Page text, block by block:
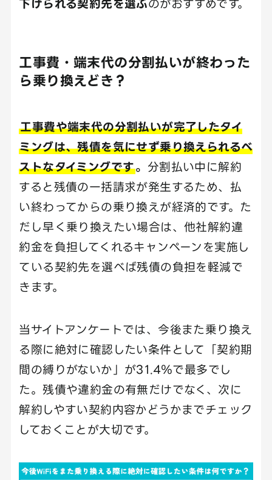
下げられる契約先を選ぶのがおすすめです。
工事費・端末代の分割払いが終わった
ら乗り換えどき？
工事費や端末代の分割払いが完了したタイ
ミングは、残債を気にせず乗り換えられるベ
ストなタイミングです。 分割払い中に解約
すると残債の一括請求が発生するため、払
い終わってからの乗り換えが経済的です。た
だし早く乗り換えたい場合は、他社解約違
約金を負担してくれるキャンペーンを実施し
ている契約先を選べば残債の負担を軽減で
きます。
当サイトアンケートでは、今後また乗り換え
る際に絶対に確認したい条件として「契約期
間の縛りがないか」が31.4％で最多でし
た。残債や違約金の有無だけでなく、次に
解約しやすい契約内容かどうかまでチェック
しておくことが大切です。